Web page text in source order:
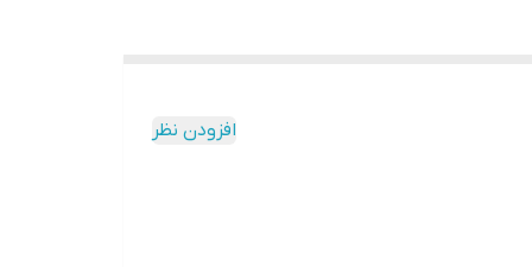
افزودن نظر